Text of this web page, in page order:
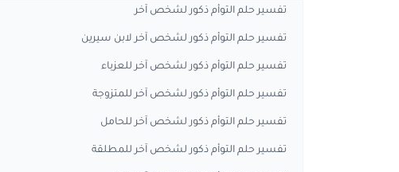
تفسير حلم التوأم ذكور لشخص آخر
تفسير حلم التوأم ذكور لشخص آخر لابن سيرين
تفسير حلم التوأم ذكور لشخص آخر للعزباء
تفسير حلم التوأم ذكور لشخص آخر للمتزوجة
تفسير حلم التوأم ذكور لشخص آخر للحامل
تفسير حلم التوأم ذكور لشخص آخر للمطلقة